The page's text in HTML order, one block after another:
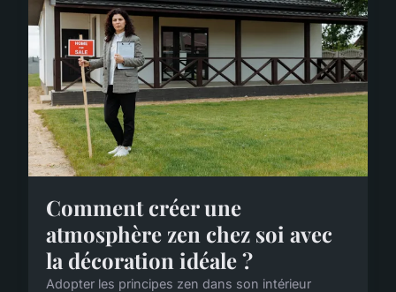
Comment créer une
atmosphère zen chez soi avec
la décoration idéale ?
Adopter les principes zen dans son intérieur